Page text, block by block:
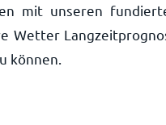
mit unseren
Wetter
können.